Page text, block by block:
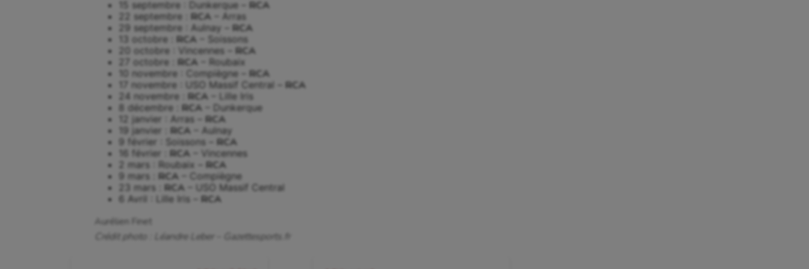
Cyclisme
Jeux Olympiques et Paralympiques
15 septembre : Dunkerque – RCA
22 septembre : RCA – Arras
29 septembre : Aulnay – RCA
13 octobre : RCA – Soissons
20 octobre : Vincennes – RCA
27 octobre : RCA – Roubaix
10 novembre : Compiègne – RCA
17 novembre : USO Massif Central – RCA
24 novembre : RCA – Lille Iris
8 décembre : RCA – Dunkerque
12 janvier : Arras – RCA
19 janvier : RCA – Aulnay
9 février : Soissons – RCA
16 février : RCA – Vincennes
2 mars : Roubaix – RCA
9 mars : RCA – Compiègne
23 mars : RCA – USO Massif Central
6 Avril : Lille Iris – RCA
Aurélien Finet
Crédit photo : Léandre Leber – Gazettesports.fr